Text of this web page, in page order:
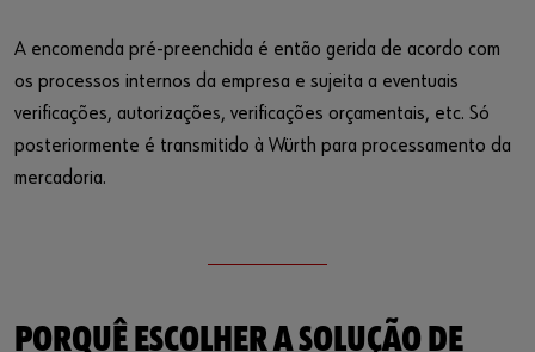
A encomenda pré-preenchida é então gerida de acordo com
os processos internos da empresa e sujeita a eventuais
verificações, autorizações, verificações orçamentais, etc. Só
posteriormente é transmitido à Würth para processamento da
mercadoria.
PORQUÊ ESCOLHER A SOLUÇÃO DE